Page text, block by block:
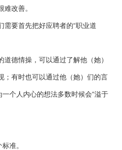
改善。
需要首先把好应聘者的“职业道
德情操，可以通过了解他（她）
；有时也可以通过他（她）们的言
个人内心的想法多数时候会“溢于
准。